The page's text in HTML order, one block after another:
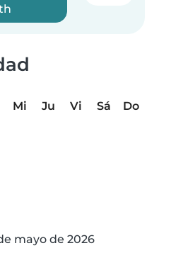
Mi Ju Vi Sá
Do
mayo de 2026